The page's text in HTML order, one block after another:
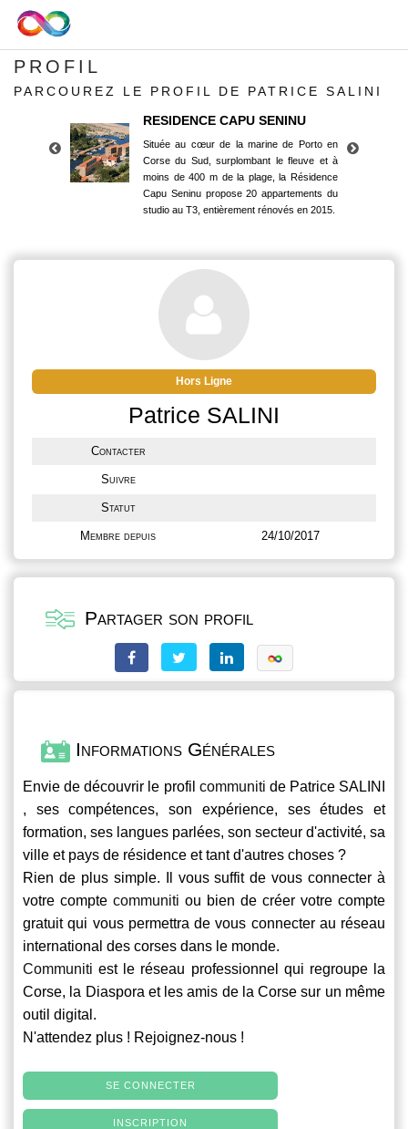
PROFIL
PARCOUREZ LE PROFIL DE PATRICE SALINI
RESIDENCE CAPU SENINU
Située au cœur de la marine de Porto en
Corse du Sud, surplombant le fleuve et à
moins de 400 m de la plage, la Résidence
Capu Seninu propose 20 appartements du
studio au T3, entièrement rénovés en 2015.
Corse du Sud, surplombant le fleuve et à
moins de 400 m de la plage, la Résidence
Capu Seninu propose 20 appartements du
studio au T3, entièrement rénovés en 2015.
Hors Ligne
Patrice SALINI
Contacter
Suivre
Statut
Membre depuis 24/10/2017
Partager son profil
Informations Générales
Envie de découvrir le profil communiti de Patrice SALINI
, ses compétences, son expérience, ses études et
formation, ses langues parlées, son secteur d'activité, sa
ville et pays de résidence et tant d'autres choses ?
Rien de plus simple. Il vous suffit de vous connecter à
votre compte communiti ou bien de créer votre compte
gratuit qui vous permettra de vous connecter au réseau
international des corses dans le monde.
Communiti est le réseau professionnel qui regroupe la
Corse, la Diaspora et les amis de la Corse sur un même
outil digital.
N'attendez plus ! Rejoignez-nous !
SE CONNECTER
INSCRIPTION